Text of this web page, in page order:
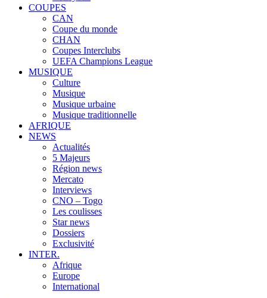
COUPES
CAN
Coupe du monde
CHAN
Coupes Interclubs
UEFA Champions League
MUSIQUE
Culture
Musique
Musique urbaine
Musique traditionnelle
AFRIQUE
NEWS
Actualités
5 Majeurs
Région news
Mercato
Interviews
CNO – Togo
Les coulisses
Star news
Dossiers
Exclusivité
INTER.
Afrique
Europe
International